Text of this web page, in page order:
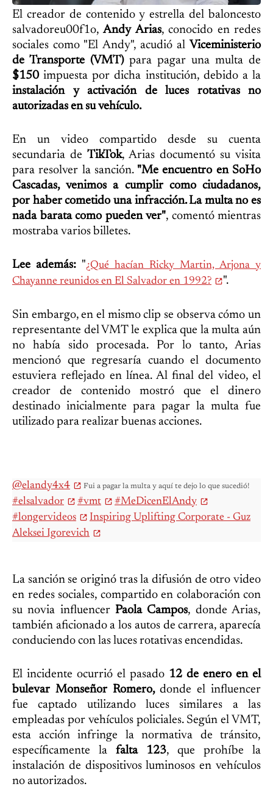
El creador de contenido y estrella del baloncesto
salvadoreu00f1o,Andy Arias, conocido en redes
sociales como "El Andy", acudió al Viceministerio
de Transporte (VMT)para pagar una multa de
$150impuesta por dicha institución, debido a la
instalación y activación de luces rotativas no
autorizadas en su vehículo.
En un video compartido desde su cuenta
secundaria de TikTok, Arias documentó su visita
para resolver la sanción. "Me encuentro en SoHo
Cascadas, venimos a cumplir como ciudadanos,
por haber cometido una infracción. La multa no es
nada barata como pueden ver", comentó mientras
mostraba varios billetes.
Lee además: "¿Qué hacían Ricky Martin, Arjona y
Chayanne reunidos en El Salvador en 1992?
".
Sin embargo, en el mismo clip se observa cómo un
representante del VMT le explica que la multa aún
no había sido procesada. Por lo tanto, Arias
mencionó que regresaría cuando el documento
estuviera reflejado en línea. Al final del video, el
creador de contenido mostró que el dinero
destinado inicialmente para pagar la multa fue
utilizado para realizar buenas acciones.
@elandy4x4 Fui a pagar la multa y aquí te dejo lo que sucedió!
#elsalvador #vmt
#MeDicenElAndy
#longervideos
Inspiring Uplifting Corporate - Guz
Aleksei Igorevich
La sanción se originó tras la difusión de otro video
en redes sociales, compartido en colaboración con
su novia influencer Paola Campos, donde Arias,
también aficionado a los autos de carrera, aparecía
conduciendo con las luces rotativas encendidas.
El incidente ocurrió el pasado 12 de enero en el
bulevar Monseñor Romero,donde el influencer
fue captado utilizando luces similares a las
empleadas por vehículos policiales. Según el VMT,
esta acción infringe la normativa de tránsito,
específicamente la falta 123, que prohíbe la
instalación de dispositivos luminosos en vehículos
no autorizados.